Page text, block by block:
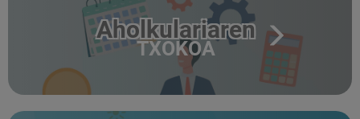
Aholkulariaren
TXOKOA